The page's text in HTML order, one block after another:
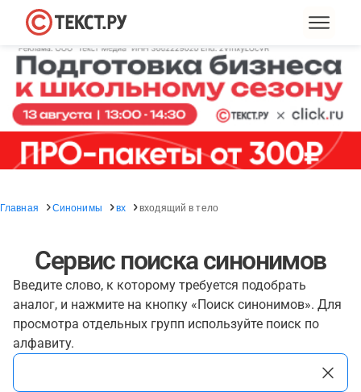
Главная Синонимы вх входящий в тело
Сервис поиска синонимов
Введите слово, к которому требуется подобрать
аналог, и нажмите на кнопку «Поиск синонимов». Для
просмотра отдельных групп используйте поиск по
алфавиту.